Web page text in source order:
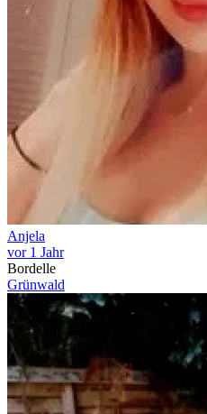
Anjela
vor 1 Jahr
Bordelle
Grünwald